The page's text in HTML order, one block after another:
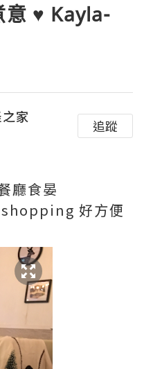
意 ♥ Kayla-
家
追蹤
廳食晏
shopping 好方便